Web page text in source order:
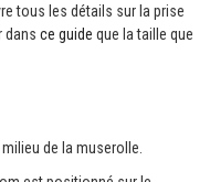
tous les détails sur la prise
dans ce guide que la taille que
de la muserolle.